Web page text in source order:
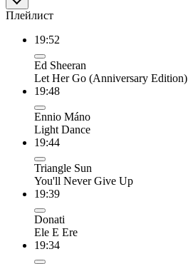
Плейлист
19:52
Ed Sheeran
Let Her Go (Anniversary Edition)
19:48
Ennio Máno
Light Dance
19:44
Triangle Sun
You'll Never Give Up
19:39
Donati
Ele E Ere
19:34